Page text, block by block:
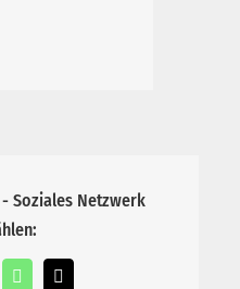
Soziales Netzwerk
WhatsApp
E-